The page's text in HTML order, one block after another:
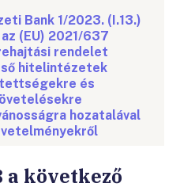
Bank 1/2023. (I.13.)
(EU) 2021/637
rendelet
hitelintézetek
és
hozatalával
a következő